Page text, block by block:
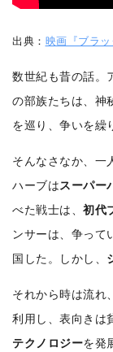
出典： 映画『ブラ
数世紀も昔の話。
の部族たちは、神
を巡り、争いを繰
そんなさなか、一
ハーブはスーパー
べた戦士は、初代
ンサーは、争って
国した。
しかし、
それから時は流れ
利用し、表向きは
テクノロジーを発